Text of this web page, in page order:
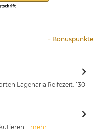
+ Bonuspunkte
Lagenaria Reifezeit: 130
mehr